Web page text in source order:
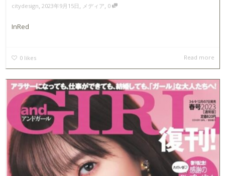
citydesign, 2023年9月15日 , メディア, 0
InRed
0 likes Read more